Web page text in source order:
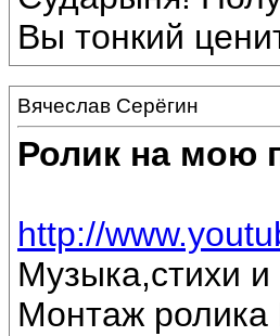
Вы тонкий
Вячеслав Серёгин
Ролик на мою
http://
Музыка,стихи
Монтаж